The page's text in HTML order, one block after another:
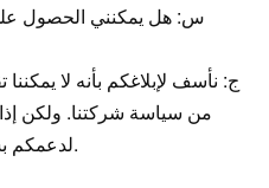
س: هل يمكنني الحصول على
ج: نأسف لإبلاغكم بأنه لا يمكننا
من سياسة شركتنا. ولكن
لدعمكم بشكل أفضل في طلبكم التجريبي.